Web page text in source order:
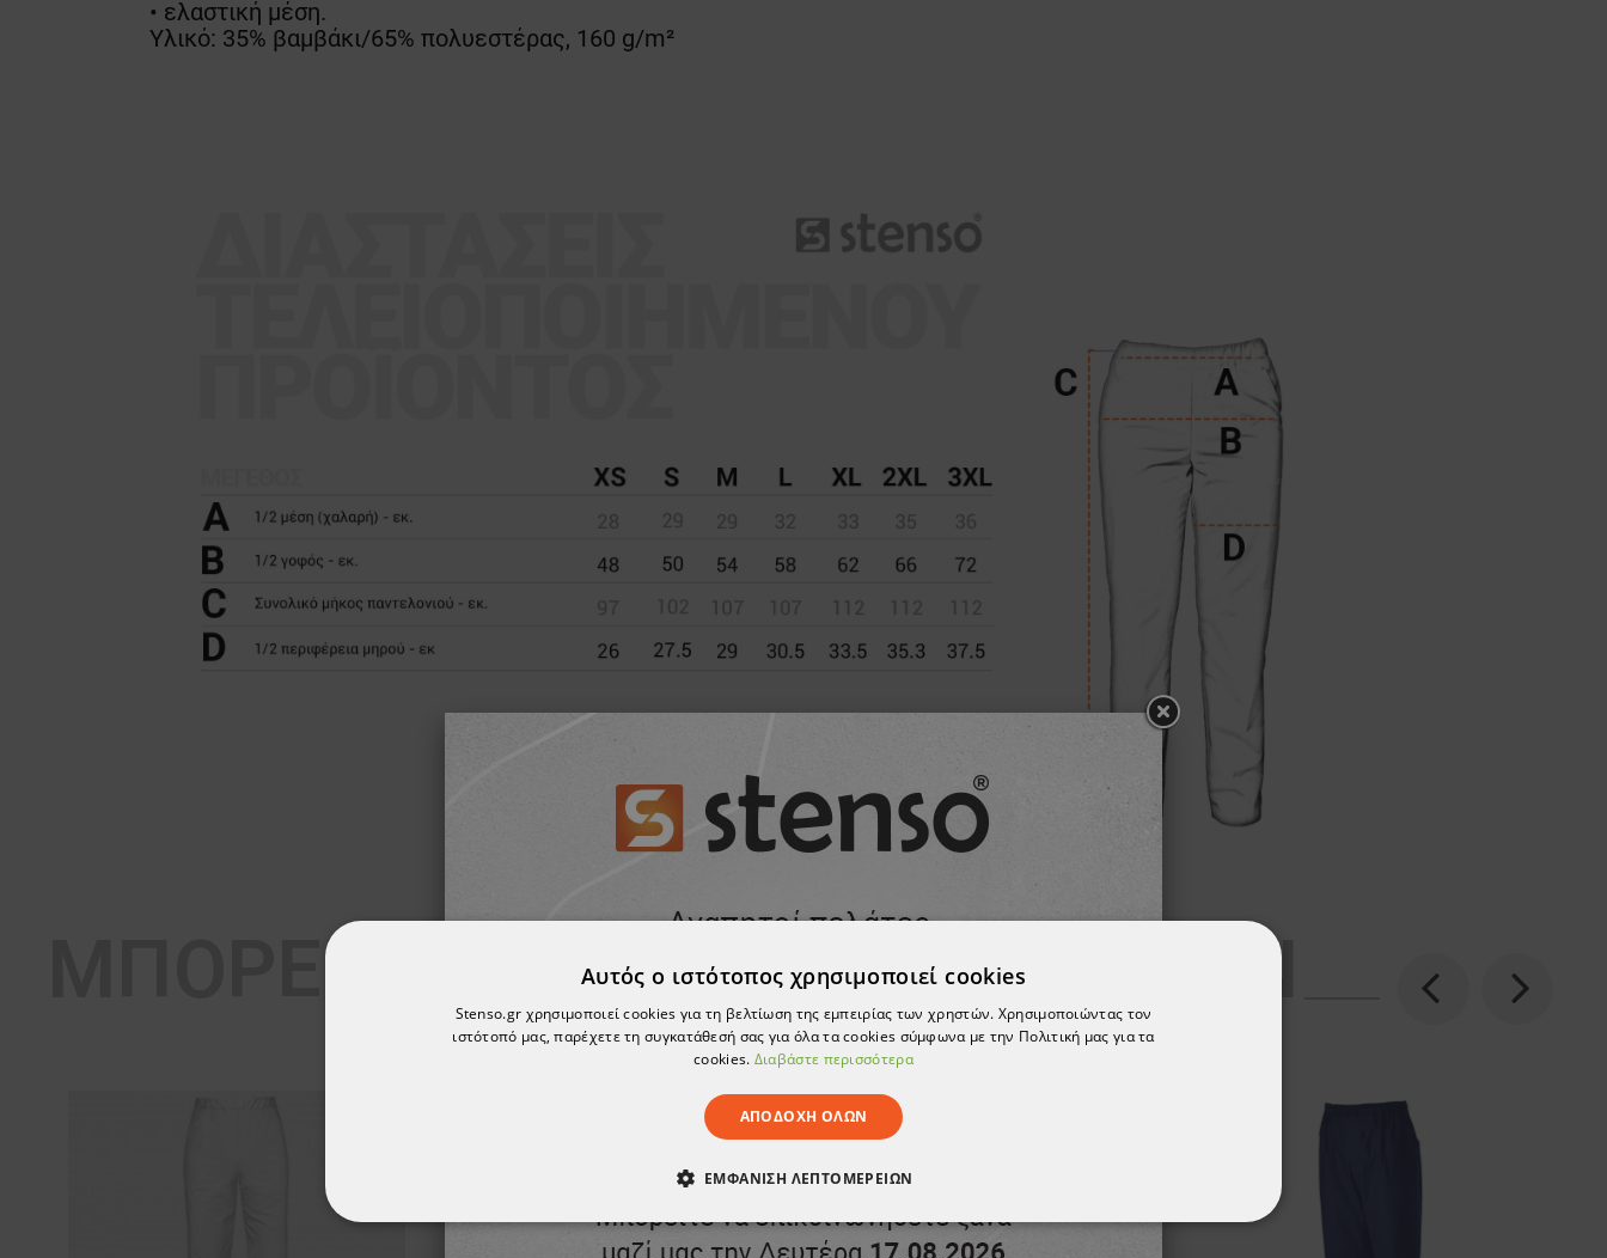
• ελαστική μέση.
Υλικό: 35% βαμβάκι/65% πολυεστέρας, 160 g/m²
ΜΠΟΡΕΊ ΕΠΊΣΗΣ ΝΑ ΣΑΣ ΑΡΈΣΟΥΝ Previous Next
Αυτός ο ιστότοπος χρησιμοποιεί cookies
Stenso.gr χρησιμοποιεί cookies για τη βελτίωση της εμπειρίας των χρηστών. Χρησιμοποιώντας τον
ιστότοπό μας, παρέχετε τη συγκατάθεσή σας για όλα τα cookies σύμφωνα με την Πολιτική μας για τα
cookies. Διαβάστε περισσότερα
ΑΠΟΔΟΧΉ ΌΛΩΝ
ΕΜΦΆΝΙΣΗ ΛΕΠΤΟΜΕΡΕΙΏΝ
ΑΠΟΛΎΤΩΣ ΑΠΑΡΑΊΤΗΤΑ ΑΠΌΔΟΣΗΣ ΣΤΌΧΕΥΣΗΣ ΛΕΙΤΟΥΡΓΙΚΌΤΗΤΑΣ